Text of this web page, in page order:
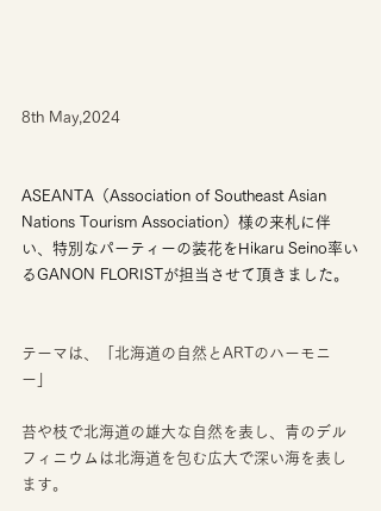
8th May,2024
ASEANTA（Association of Southeast Asian
Nations Tourism Association）様の来札に伴
い、特別なパーティーの装花をHikaru Seino率い
るGANON FLORISTが担当させて頂きました。
テーマは、「北海道の自然とARTのハーモニ
ー」
苔や枝で北海道の雄大な自然を表し、青のデル
フィニウムは北海道を包む広大で深い海を表し
ます。